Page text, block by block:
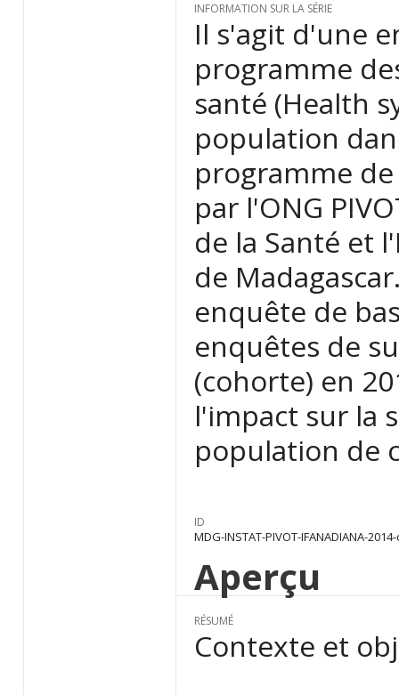
INFORMATION SUR LA SÉRIE
Il s'agit d'une
programme
santé (Health
population
programme
par l'ONG
de la Santé et
de
enquête de
enquêtes de
(cohorte) en
l'impact sur la
population de
ID
MDG-INSTAT-PIVOT-IFANADIANA-2014-
Aperçu
RÉSUMÉ
Contexte et